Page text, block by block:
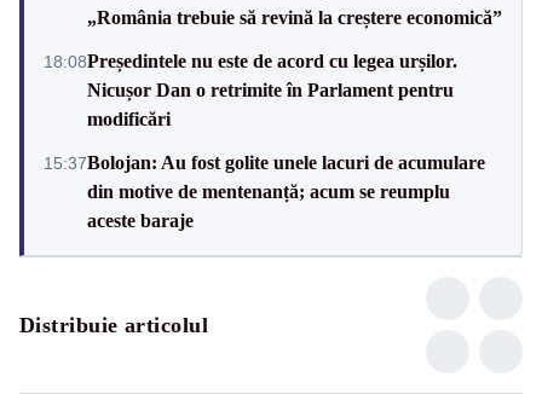
„România trebuie să revină la creștere economică”
18:08Președintele nu este de acord cu legea urșilor.
Nicușor Dan o retrimite în Parlament pentru
modificări
15:37Bolojan: Au fost golite unele lacuri de acumulare
din motive de mentenanță; acum se reumplu
aceste baraje
Distribuie articolul